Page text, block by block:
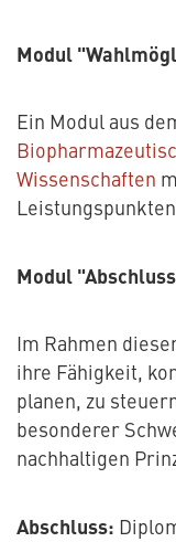
Modul
Ein Modul aus
Wissenschaften
Modul
Im Rahmen
ihre Fähigkeit,
planen, zu
besonderer
nachhaltigen
Abschluss: